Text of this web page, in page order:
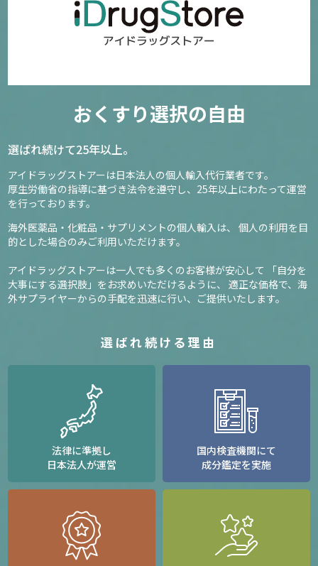
おくすり選択の自由
選ばれ続けて25年以上。
アイドラッグストアーは日本法人の個人輸入代行業者です。
厚生労働省の指導に基づき法令を遵守し、 25年以上にわたって運営
を行っております。
海外医薬品・化粧品・サプリメントの個人輸入は、
個人の利用を目
的とした場合のみご利用いただけます。
アイドラッグストアーは一人でも多くのお客様が安心して
「自分を
大事にする選択肢」をお求めいただけるように、
適正な価格で、海
外サプライヤーからの手配を迅速に行い、ご提供いたします。
選ばれ続ける理由
法律に準拠し
日本法人が運営
国内検査機関にて
成分鑑定を実施